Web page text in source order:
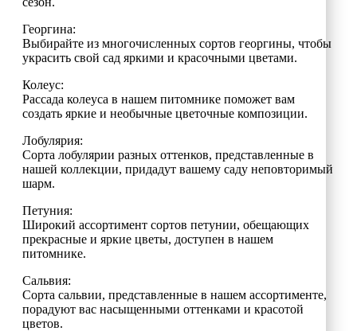
Георгина:
Выбирайте из многочисленных сортов георгины, чтобы
украсить свой сад яркими и красочными цветами.
Колеус:
Рассада колеуса в нашем питомнике поможет вам
создать яркие и необычные цветочные композиции.
Лобулярия:
Сорта лобулярии разных оттенков, представленные в
нашей коллекции, придадут вашему саду неповторимый
шарм.
Петуния:
Широкий ассортимент сортов петунии, обещающих
прекрасные и яркие цветы, доступен в нашем
питомнике.
Сальвия:
Сорта сальвии, представленные в нашем ассортименте,
порадуют вас насыщенными оттенками и красотой
цветов.